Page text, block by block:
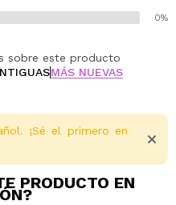
0%
sobre este producto
MÁS NUEVAS
¡Sé el primero en
PRODUCTO EN